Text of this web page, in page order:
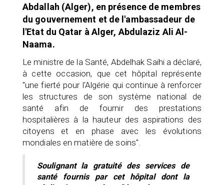
Abdallah (Alger), en présence de membres
du gouvernement et de l'ambassadeur de
l'Etat du Qatar à Alger, Abdulaziz Ali Al-
Naama.
Le ministre de la Santé, Abdelhak Saihi a déclaré,
à cette occasion, que cet hôpital représente
"une fierté pour l'Algérie qui continue à renforcer
les structures de son système national de
santé afin de fournir des prestations
hospitalières à la hauteur des aspirations des
citoyens et en phase avec les évolutions
mondiales en matière de soins".
Soulignant la gratuité des services de
santé fournis par cet hôpital dont la